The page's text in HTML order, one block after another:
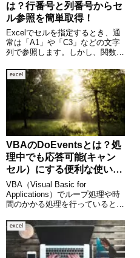
は？行番号と列番号からセ
ル参照を簡単取得！
Excelでセルを指定するとき、通
常は「A1」や「C3」などの文字
列で参照します。しかし、関数を
たいとき、「A1」などの文字列
を自動で作る方法が必要になりま
す。そんなときに便利なのが、
ADDRESS関数です。こ
excel
VBAのDoEventsとは？処
理中でも応答可能(キャン
セル）にする便利な使い方
を徹底解説
VBA（Visual Basic for
Applications）でループ処理や時
間のかかる処理を行っていると、
ることがあります。そんなときに
活躍するのが DoEvents という命
令です。DoEvent
excel